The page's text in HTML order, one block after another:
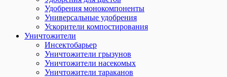
Удобрения монокомпоненты
Универсальные удобрения
Ускорители компостирования
Уничтожители
Инсектобарьер
Уничтожители грызунов
Уничтожители насекомых
Уничтожители тараканов